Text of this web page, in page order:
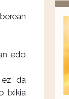
edo
ez da
txikia